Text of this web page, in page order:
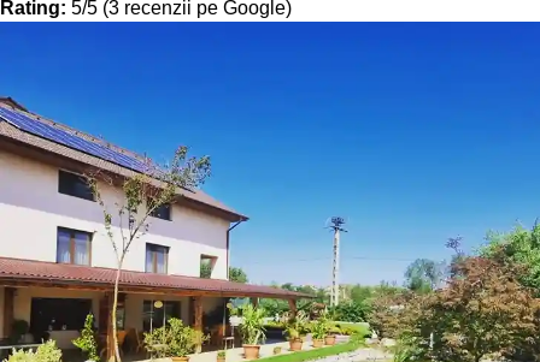
Rating: 5/5 (3 recenzii pe Google)